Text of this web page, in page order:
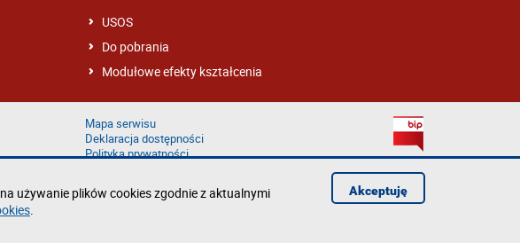
USOS
Do pobrania
Modułowe efekty kształcenia
Mapa serwisu
Deklaracja dostępności
Polityka prywatności
używanie plików cookies zgodnie z aktualnymi
.
Akceptuję